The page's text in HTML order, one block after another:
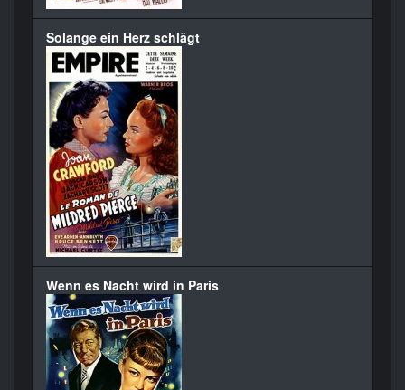
Solange ein Herz schlägt
Wenn es Nacht wird in Paris